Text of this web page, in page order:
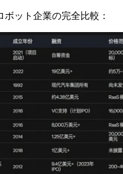
ット企業の完全比較：